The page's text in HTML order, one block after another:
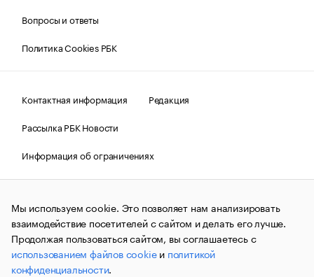
Вопросы и ответы
Политика Cookies РБК
Контактная информация
Редакция
Рассылка РБК Новости
Информация об ограничениях
Правовая информация
О соблюдении авторских прав
© АО «РОСБИЗНЕСКОНСАЛТИНГ»,1995–2026.Сообщения
и материалы информационного агентства «РБК»
(зарегистрировано Федеральной службой по надзору в сфере
связи, информационных технологий и массовых
коммуникаций (Роскомнадзор) 09.12.2015 за номером ИА
№ФС77-63848) сопровождаются пометкой «РБК». Отдельные
Мы используем cookie. Это позволяет нам анализировать
взаимодействие посетителей с сайтом и делать его лучше.
Продолжая пользоваться сайтом, вы соглашаетесь с
использованием файлов cookieи политикой
конфиденциальности.